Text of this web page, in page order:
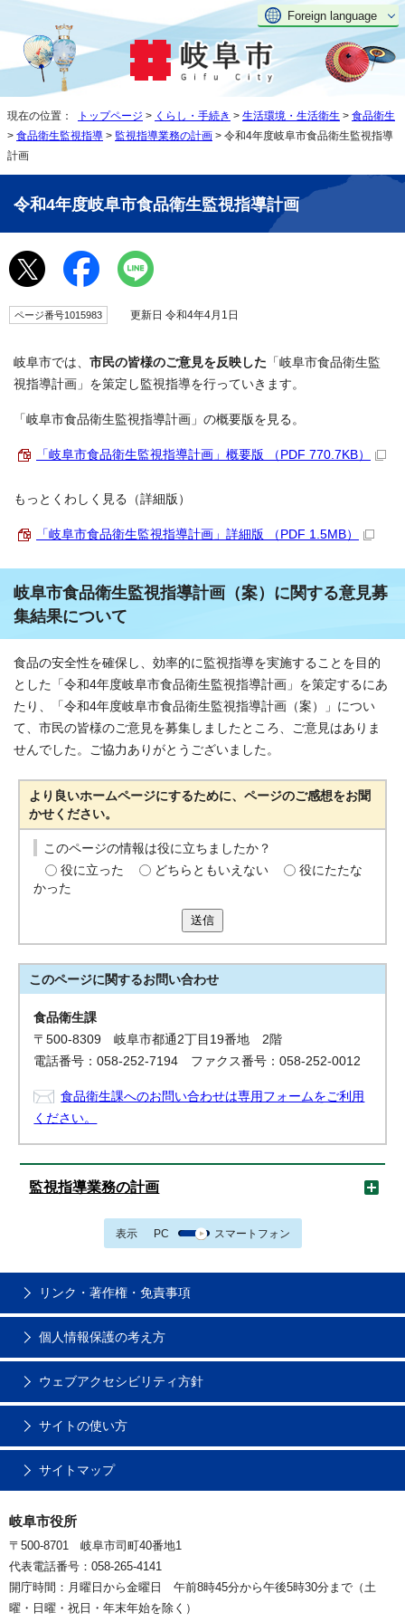
Foreign language
現在の位置： トップページ > くらし・手続き > 生活環境・生活衛生 > 食品衛生
> 食品衛生監視指導 > 監視指導業務の計画 > 令和4年度岐阜市食品衛生監視指導
計画
令和4年度岐阜市食品衛生監視指導計画
ページ番号1015983 更新日 令和4年4月1日
岐阜市では、 市民の皆様のご意見を反映した 「岐阜市食品衛生監
視指導計画」を策定し監視指導を行っていきます。
「岐阜市食品衛生監視指導計画」の概要版を見る。
「岐阜市食品衛生監視指導計画」概要版 （PDF 770.7KB）
もっとくわしく見る（詳細版）
「岐阜市食品衛生監視指導計画」詳細版 （PDF 1.5MB）
岐阜市食品衛生監視指導計画（案）に関する意見募
集結果について
食品の安全性を確保し、効率的に監視指導を実施することを目的
とした「令和4年度岐阜市食品衛生監視指導計画」を策定するにあ
たり、「令和4年度岐阜市食品衛生監視指導計画（案）」につい
て、市民の皆様のご意見を募集しましたところ、ご意見はありま
せんでした。ご協力ありがとうございました。
より良いホームページにするために、ページのご感想をお聞
かせください。
このページの情報は役に立ちましたか？
役に立った
どちらともいえない
役にたたな
かった
送信
このページに関するお問い合わせ
食品衛生課
〒500-8309 岐阜市都通2丁目19番地 2階
電話番号：058-252-7194 ファクス番号：058-252-0012
食品衛生課へのお問い合わせは専用フォームをご利用
ください。
監視指導業務の計画
表示 PC スマートフォン
リンク・著作権・免責事項
個人情報保護の考え方
ウェブアクセシビリティ方針
サイトの使い方
サイトマップ
岐阜市役所
〒500-8701 岐阜市司町40番地1
代表電話番号：058-265-4141
開庁時間：月曜日から金曜日 午前8時45分から午後5時30分まで（土
曜・日曜・祝日・年末年始を除く）